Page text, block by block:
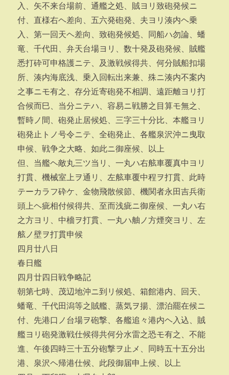
入、矢不来台場前、通艦之処、賊ヨリ致砲発候ニ
付、直様右ヘ差向、五六発砲発、夫ヨリ湊内ヘ乗
入、第一回天ヘ差向、致砲発候処、同船ハ勿論、蟠
竜、千代田、弁天台場ヨリ、数十発及砲発候、賊艦
悉打砕可申格護ニテ、及激戦候得共、何分賊船扣場
所、湊内海底浅、乗入回転出来兼、殊ニ湊内不案内
之事ニモ有之、存分近寄砲発不相調、遠距離ヨリ打
合候而巳、当分ニテハ、容易ニ戦勝之目算モ無之、
暫時ノ間、砲発止居候処、三字三十分比、本艦ヨリ
砲発止トノ号令ニテ、全砲発止、各艦泉沢沖ニ曳取
申候、戦争之大略、如此ニ御座候、以上
但、当艦ヘ敵丸三ツ当リ、一丸ハ右舷車覆真中ヨリ
打貫、機械室上ヲ通リ、左舷車覆中程ヲ打貫、此時
テーカラフ砕ケ、金物飛散候節、機関者永田吉兵衛
頭上ヘ疵相付候得共、至而浅疵ニ御座候、一丸ハ右
之方ヨリ、中檣ヲ打貫、一丸ハ舳ノ方煙突ヨリ、左
舷ノ壁ヲ打貫申候
四月廿八日
春日艦
四月廿四日戦争略記
朝第七時、茂辺地沖ニ到リ候処、箱館港内、回天、
蟠竜、千代田潟等之賊艦、蒸気ヲ揚、漂泊罷在候ニ
付、先港口ノ台場ヲ砲撃、各艦追々港内ヘ入込、賊
艦ヨリ砲発激戦仕候得共何分水雷之恐モ有之、不能
進、午後四時三十五分砲撃ヲ止メ、同時五十五分出
港、泉沢ヘ帰港仕候、此段御届申上候、以上